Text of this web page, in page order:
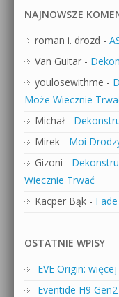
NAJNOWSZE
roman i. drozd -
Van Guitar -
youlosewithme -
Może Wiecznie
Michał -
Mirek - Moi
Gizoni -
Wiecznie Trwać
Kacper Bąk -
OSTATNIE WPISY
EVE Origin:
Eventide H9 Gen2